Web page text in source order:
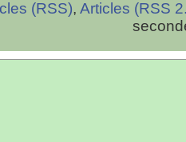
(RSS), Articles (RSS